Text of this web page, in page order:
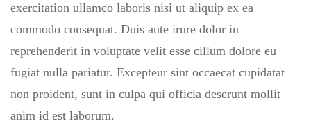
exercitation ullamco laboris nisi ut aliquip ex ea
commodo consequat. Duis aute irure dolor in
reprehenderit in voluptate velit esse cillum dolore eu
fugiat nulla pariatur. Excepteur sint occaecat cupidatat
non proident, sunt in culpa qui officia deserunt mollit
anim id est laborum.